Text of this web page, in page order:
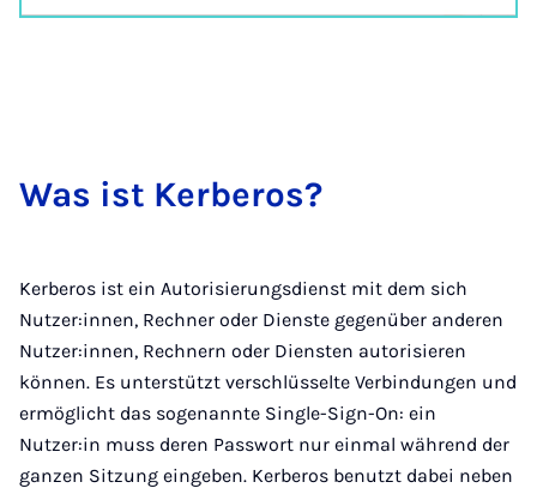
Was ist Ker­be­ros?
Kerberos ist ein Autorisierungsdienst mit dem sich
Nutzer:innen, Rechner oder Dienste gegenüber anderen
Nutzer:innen, Rechnern oder Diensten autorisieren
können. Es unterstützt verschlüsselte Verbindungen und
ermöglicht das sogenannte Single-Sign-On: ein
Nutzer:in muss deren Passwort nur einmal während der
ganzen Sitzung eingeben. Kerberos benutzt dabei neben